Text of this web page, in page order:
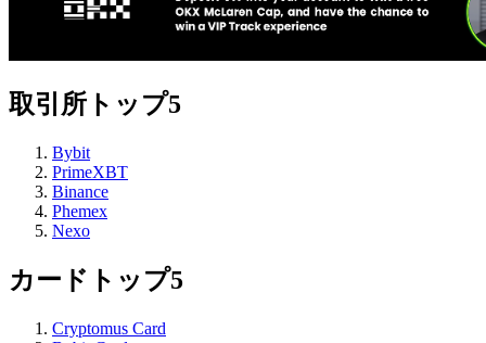
取引所トップ5
Bybit
PrimeXBT
Binance
Phemex
Nexo
カードトップ5
Cryptomus Card